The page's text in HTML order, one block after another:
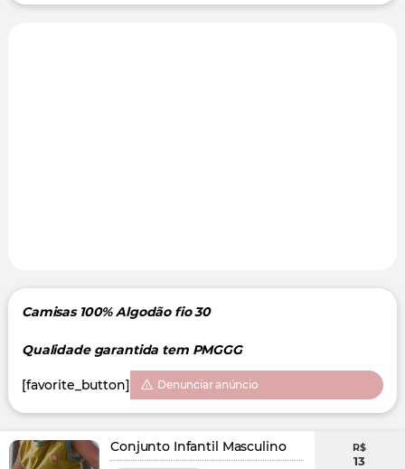
Camisas 100% Algodão fio 30
Qualidade garantida tem PMGGG
[favorite_button] Denunciar anúncio
Conjunto Infantil Masculino R$
13